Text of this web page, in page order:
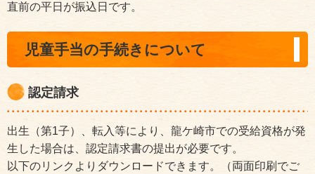
直前の平日が振込日です。
児童手当の手続きについて
認定請求
出生（第1子）、転入等により、龍ケ崎市での受給資格が発
生した場合は、認定請求書の提出が必要です。
以下のリンクよりダウンロードできます。（両面印刷でご